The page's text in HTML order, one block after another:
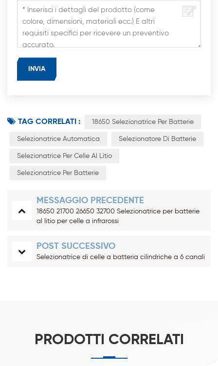
TAG CORRELATI : 18650 Selezionatrice Per Batterie
Selezionatrice Automatica Selezionatore Di Batterie
Selezionatrice Per Celle Al Litio
Selezionatrice Per Batterie
MESSAGGIO PRECEDENTE
18650 21700 26650 32700 Selezionatrice per batterie
al litio per celle a infrarossi
POST SUCCESSIVO
Selezionatrice di celle a batteria cilindriche a 6 canali
PRODOTTI CORRELATI